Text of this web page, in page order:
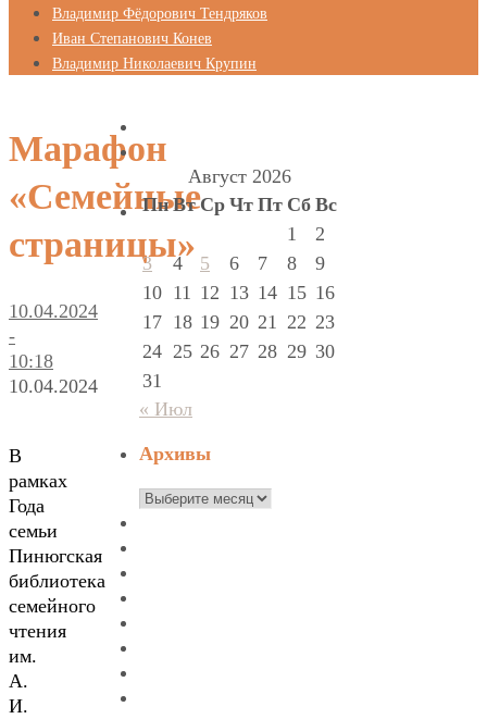
Владимир Фёдорович Тендряков
Иван Степанович Конев
Владимир Николаевич Крупин
Марафон
«Семейные
страницы»
10.04.2024
-
10:18
10.04.2024
В
рамках
Года
семьи
Пинюгская
библиотека
семейного
чтения
им.
А.
И.
Август 2026
Пн Вт Ср Чт Пт Сб Вс
1
2
3
4 5 6 7 8
9
10 11 12 13 14 15 16
17 18 19 20 21 22 23
24 25 26 27 28 29 30
31
« Июл
Архивы
Архивы